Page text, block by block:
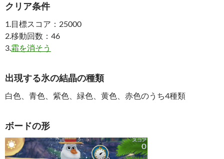
クリア条件
1.目標スコア：25000
2.移動回数：46
3.霜を消そう
出現する氷の結晶の種類
白色、青色、紫色、緑色、黄色、赤色のうち4種類
ボードの形